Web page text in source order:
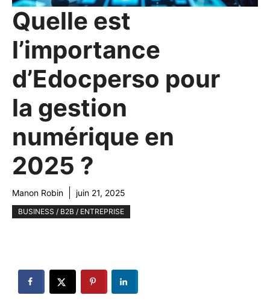
Quelle est
l’importance
d’Edocperso pour
la gestion
numérique en
2025 ?
Manon Robin juin 21, 2025
BUSINESS / B2B / ENTREPRISE